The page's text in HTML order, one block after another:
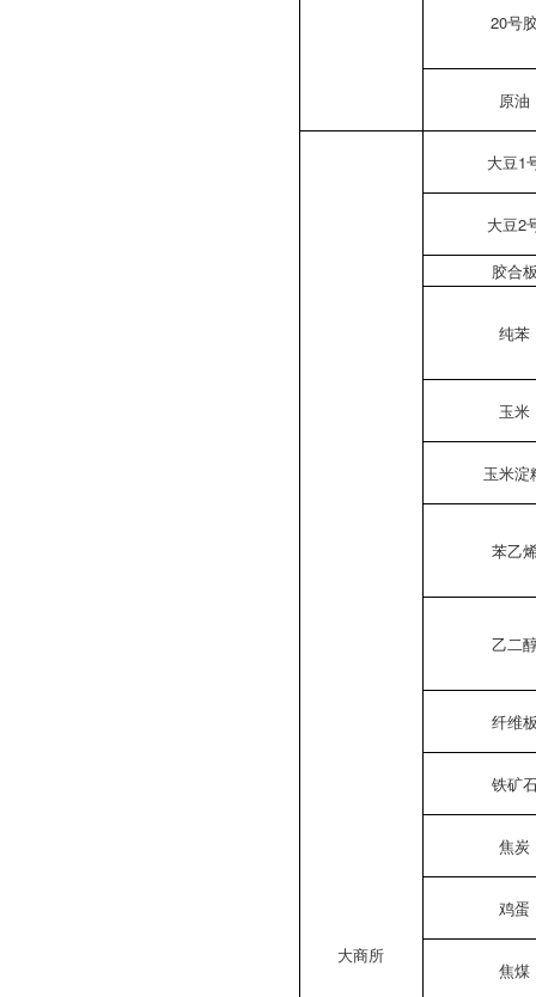
20号
原油
大商所
大豆1
大豆2
胶合
纯苯
玉米
玉米淀
苯乙
乙二
纤维
铁矿
焦炭
鸡蛋
焦煤